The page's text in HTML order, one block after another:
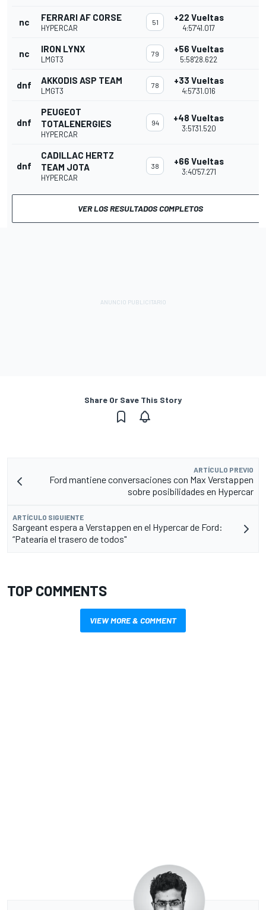
nc FERRARI AF CORSE
HYPERCAR
51 +22 Vueltas
4:57'41.017
nc IRON LYNX
LMGT3
79 +56 Vueltas
5:58'28.622
dnf AKKODIS ASP TEAM
LMGT3
78 +33 Vueltas
4:57'31.016
dnf
PEUGEOT
TOTALENERGIES
HYPERCAR
94 +48 Vueltas
3:51'31.520
dnf
CADILLAC HERTZ
TEAM JOTA
HYPERCAR
38 +66 Vueltas
3:40'57.271
VER LOS RESULTADOS COMPLETOS
Share Or Save This Story
ARTÍCULO PREVIO
Ford mantiene conversaciones con Max Verstappen
sobre posibilidades en Hypercar
ARTÍCULO SIGUIENTE
Sargeant espera a Verstappen en el Hypercar de Ford:
“Patearía el trasero de todos"
TOP COMMENTS
VIEW MORE & COMMENT